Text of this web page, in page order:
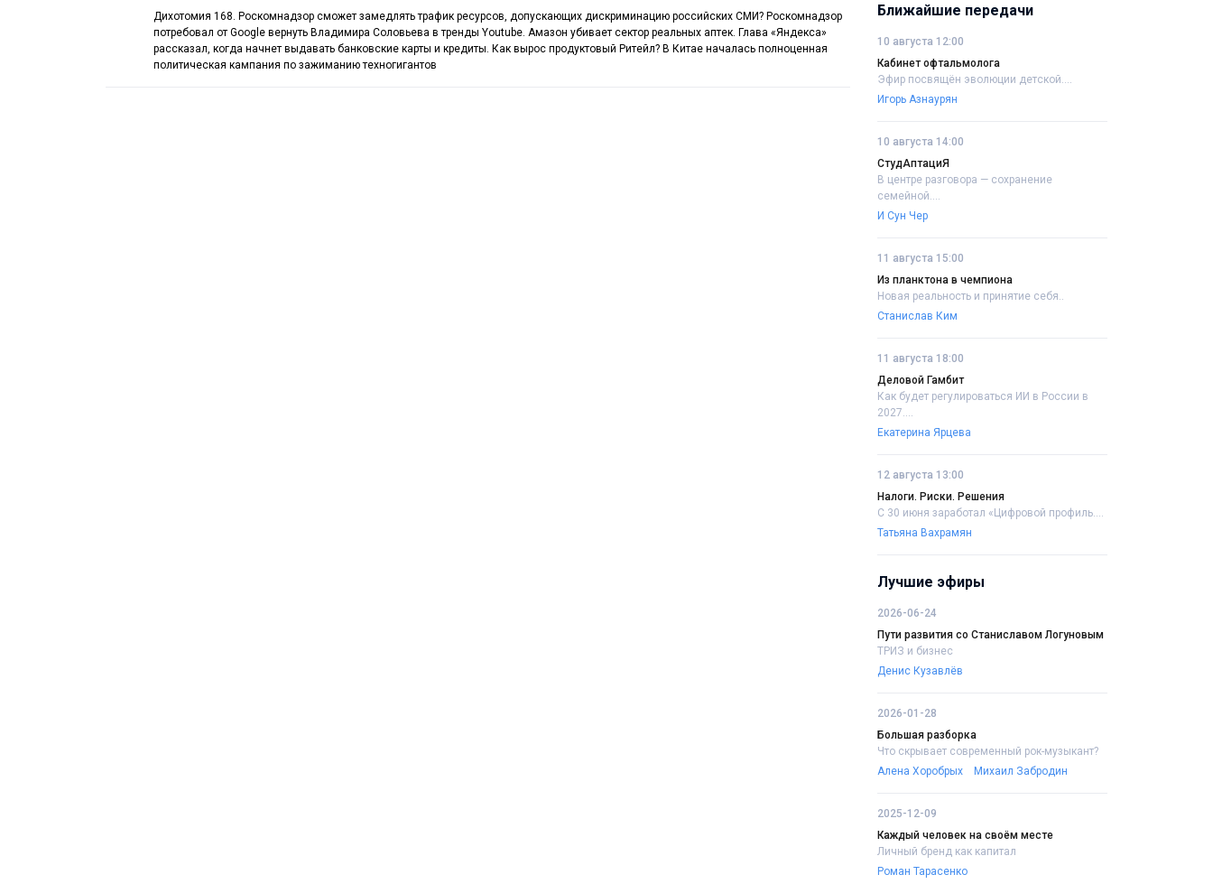
Дихотомия 168. Роскомнадзор сможет замедлять трафик ресурсов, допускающих дискриминацию российских СМИ? Роскомнадзор
потребовал от Google вернуть Владимира Соловьева в тренды Youtube. Амазон убивает сектор реальных аптек. Глава «Яндекса»
рассказал, когда начнет выдавать банковские карты и кредиты. Как вырос продуктовый Ритейл? В Китае началась полноценная
политическая кампания по зажиманию техногигантов
Ближайшие передачи
10 августа 12:00
Кабинет офтальмолога
Эфир посвящён эволюции детской....
Игорь Азнаурян
10 августа 14:00
СтудАптациЯ
В центре разговора — сохранение
семейной....
И Сун Чер
11 августа 15:00
Из планктона в чемпиона
Новая реальность и принятие себя..
Станислав Ким
11 августа 18:00
Деловой Гамбит
Как будет регулироваться ИИ в России в
2027....
Екатерина Ярцева
12 августа 13:00
Налоги. Риски. Решения
С 30 июня заработал «Цифровой профиль....
Татьяна Вахрамян
Лучшие эфиры
2026-06-24
Пути развития со Станиславом Логуновым
ТРИЗ и бизнес
Денис Кузавлёв
2026-01-28
Большая разборка
Что скрывает современный рок-музыкант?
Алена Хоробрых
Михаил Забродин
2025-12-09
Каждый человек на своём месте
Личный бренд как капитал
Роман Тарасенко